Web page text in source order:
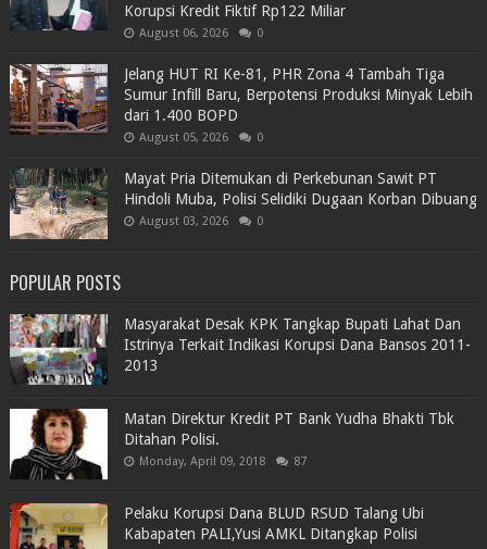
Korupsi Kredit Fiktif Rp122 Miliar
August 06, 2026 0
Jelang HUT RI Ke-81, PHR Zona 4 Tambah Tiga
Sumur Infill Baru, Berpotensi Produksi Minyak Lebih
dari 1.400 BOPD
August 05, 2026 0
Mayat Pria Ditemukan di Perkebunan Sawit PT
Hindoli Muba, Polisi Selidiki Dugaan Korban Dibuang
August 03, 2026 0
POPULAR POSTS
Masyarakat Desak KPK Tangkap Bupati Lahat Dan
Istrinya Terkait Indikasi Korupsi Dana Bansos 2011-
2013
Matan Direktur Kredit PT Bank Yudha Bhakti Tbk
Ditahan Polisi.
Monday, April 09, 2018 87
Pelaku Korupsi Dana BLUD RSUD Talang Ubi
Kabapaten PALI,Yusi AMKL Ditangkap Polisi